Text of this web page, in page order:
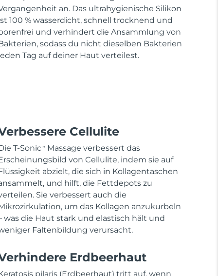
an. Das ultrahygienische Silikon
100 % wasserdicht, schnell trocknend und
und verhindert die Ansammlung von
sodass du nicht dieselben Bakterien
Tag auf deiner Haut verteilest.
Cellulite
T-SonicTM
Massage verbessert das
von Cellulite, indem sie auf
abzielt, die sich in Kollagentaschen
und hilft, die Fettdepots zu
Sie verbessert auch die
um das Kollagen anzukurbeln
was die Haut stark und elastisch hält und
Faltenbildung verursacht.
Erdbeerhaut
pilaris (Erdbeerhaut) tritt auf, wenn